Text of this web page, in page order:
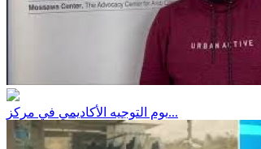
يوم التوجيه الأكاديمي في مركز...